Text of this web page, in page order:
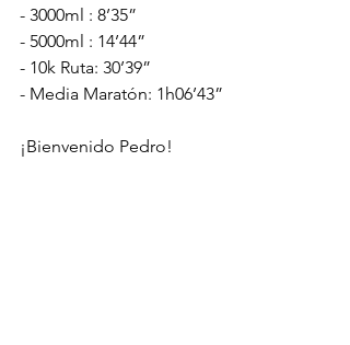
- 3000ml : 8’35”
- 5000ml : 14’44”
- 10k Ruta: 30’39”
- Media Maratón: 1h06’43”
¡Bienvenido Pedro!